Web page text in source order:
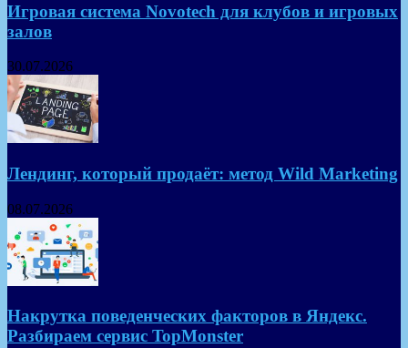
Игровая система Novotech для клубов и игровых
залов
30.07.2026
Лендинг, который продаёт: метод Wild Marketing
08.07.2026
Накрутка поведенческих факторов в Яндекс.
Разбираем сервис TopMonster